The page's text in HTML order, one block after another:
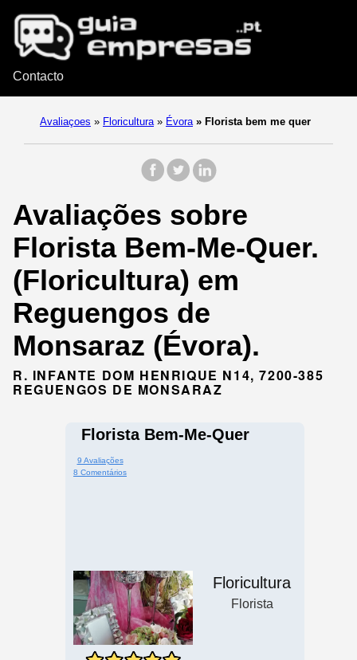
Contacto
Avaliaçoes » Floricultura » Évora » Florista bem me quer
Avaliações sobre
Florista Bem-Me-Quer.
(Floricultura) em
Reguengos de
Monsaraz (Évora).
R. INFANTE DOM HENRIQUE N14, 7200-385
REGUENGOS DE MONSARAZ
Florista Bem-Me-Quer
9 Avaliações
8 Comentários
Floricultura
Florista